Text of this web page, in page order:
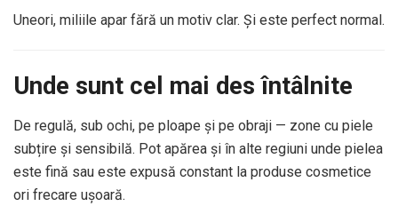
Uneori, miliile apar fără un motiv clar. Și este perfect normal.
Unde sunt cel mai des întâlnite
De regulă, sub ochi, pe ploape și pe obraji — zone cu piele
subțire și sensibilă. Pot apărea și în alte regiuni unde pielea
este fină sau este expusă constant la produse cosmetice
ori frecare ușoară.